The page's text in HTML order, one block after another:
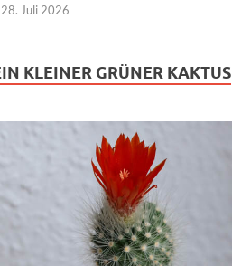
28. Juli 2026
KLEINER GRÜNER KAKTUS